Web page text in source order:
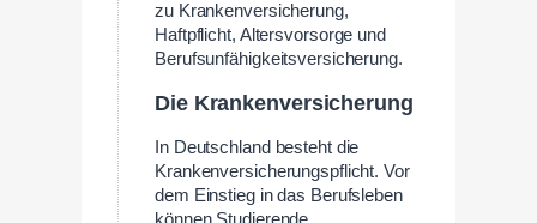
zu Krankenversicherung,
Haftpflicht, Altersvorsorge und
Berufsunfähigkeitsversicherung.
Die Krankenversicherung
In Deutschland besteht die
Krankenversicherungspflicht. Vor
dem Einstieg in das Berufsleben